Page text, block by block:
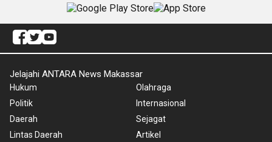
Jelajahi ANTARA News Makassar
Hukum
Politik
Daerah
Lintas Daerah
Olahraga
Internasional
Sejagat
Artikel